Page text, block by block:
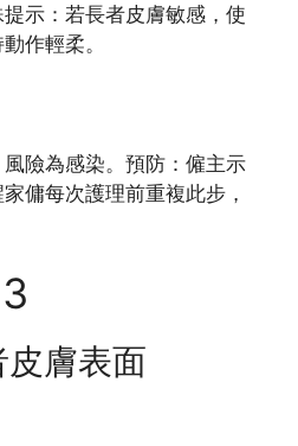
示：若長者皮膚敏感，使
作輕柔。
險為感染。預防：僱主示
傭每次護理前重複此步，
膚表面